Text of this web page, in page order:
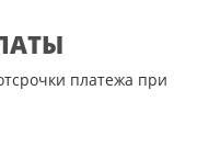
платежа при